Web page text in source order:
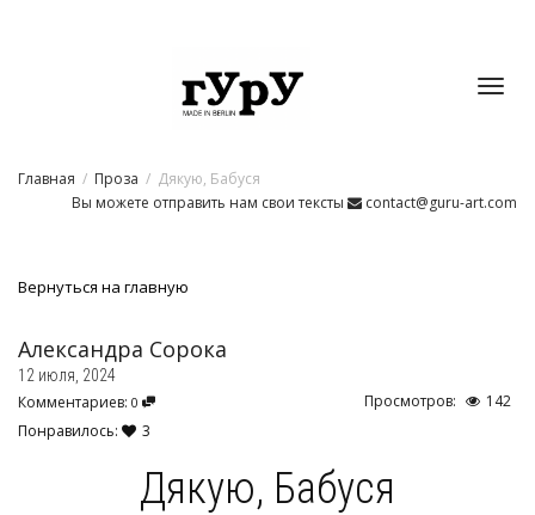
Главная Проза
Дякую, Бабуся
Вы можете отправить нам свои тексты
contact@guru-art.com
Вернуться на главную
Александра Сорока
12 июля, 2024
Комментариев: 0 Просмотров:
142
Понравилось:
3
Дякую, Бабуся